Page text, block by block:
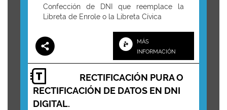
Confección de DNI que reemplace la
Libreta de Enrole o la Libreta Cívica
MÁS
INFORMACIÓN
RECTIFICACIÓN PURA O
RECTIFICACIÓN DE DATOS EN DNI
DIGITAL.